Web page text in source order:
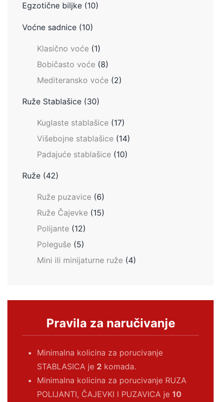
Egzotične biljke (10)
Voćne sadnice (10)
Klasično voće (1)
Bobičasto voće (8)
Mediteransko voće (2)
Ruže Stablašice (30)
Kuglaste stablašice (17)
Višebojne stablašice (14)
Padajuće stablašice (10)
Ruže (42)
Ruže puzavice (6)
Ruže Čajevke (15)
Polijante (12)
Poleguše (5)
Mini ili minijaturne ruže (4)
Pravila za naručivanje
Minimalna kolicina za porucivanje
STABLASICA je 2 komada.
Minimalna kolicina za porucivanje RUZA
POLIJANTI, ČAJEVKI I PUZAVICA je 10